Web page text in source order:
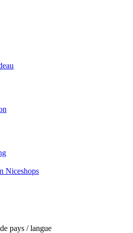
Niceshops
pays / langue